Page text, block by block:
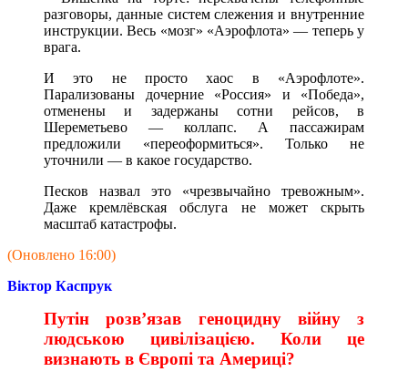
разговоры, данные систем слежения и внутренние
инструкции. Весь «мозг» «Аэрофлота» — теперь у
врага.
И это не просто хаос в «Аэрофлоте».
Парализованы дочерние «Россия» и «Победа»,
отменены и задержаны сотни рейсов, в
Шереметьево — коллапс. А пассажирам
предложили «переоформиться». Только не
уточнили — в какое государство.
Песков назвал это «чрезвычайно тревожным».
Даже кремлёвская обслуга не может скрыть
масштаб катастрофы.
(Оновлено 16:00)
Віктор Каспрук
Путін розв’язав геноцидну війну з
людською цивілізацією. Коли це
визнають в Європі та Америці?